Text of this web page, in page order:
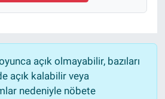
açık olmayabilir, bazıları
açık kalabilir veya
nedeniyle nöbete